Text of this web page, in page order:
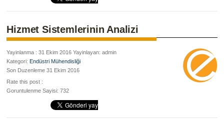
Hizmet Sistemlerinin Analizi
Yayinlanma : 31 Ekim 2016 Yayinlayan: admin
Kategori: Endüstri Mühendisliği
Son Duzenleme 31 Ekim 2016
Rate this post :
Goruntulenme Sayisi: 732